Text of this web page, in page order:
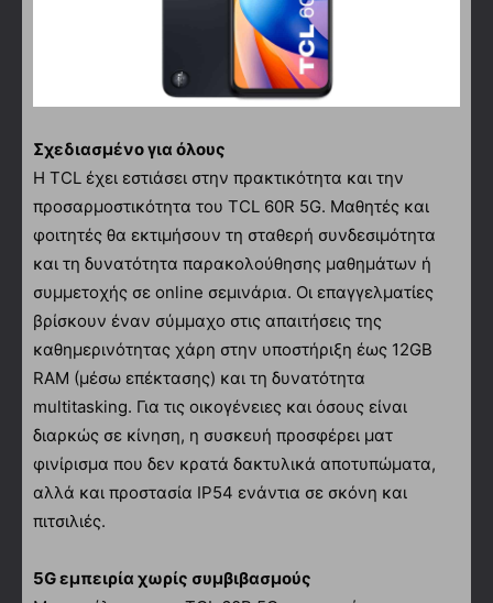
Σχεδιασμένο για όλους
Η TCL έχει εστιάσει στην πρακτικότητα και την
προσαρμοστικότητα του TCL 60R 5G. Μαθητές και
φοιτητές θα εκτιμήσουν τη σταθερή συνδεσιμότητα
και τη δυνατότητα παρακολούθησης μαθημάτων ή
συμμετοχής σε online σεμινάρια. Οι επαγγελματίες
βρίσκουν έναν σύμμαχο στις απαιτήσεις της
καθημερινότητας χάρη στην υποστήριξη έως 12GB
RAM (μέσω επέκτασης) και τη δυνατότητα
multitasking. Για τις οικογένειες και όσους είναι
διαρκώς σε κίνηση, η συσκευή προσφέρει ματ
φινίρισμα που δεν κρατά δακτυλικά αποτυπώματα,
αλλά και προστασία IP54 ενάντια σε σκόνη και
πιτσιλιές.
5G εμπειρία χωρίς συμβιβασμούς